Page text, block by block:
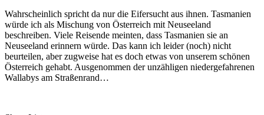
Wahrscheinlich spricht da nur die Eifersucht aus ihnen. Tasmanien
würde ich als Mischung von Österreich mit Neuseeland
beschreiben. Viele Reisende meinten, dass Tasmanien sie an
Neuseeland erinnern würde. Das kann ich leider (noch) nicht
beurteilen, aber zugweise hat es doch etwas von unserem schönen
Österreich gehabt. Ausgenommen der unzähligen niedergefahrenen
Wallabys am Straßenrand…